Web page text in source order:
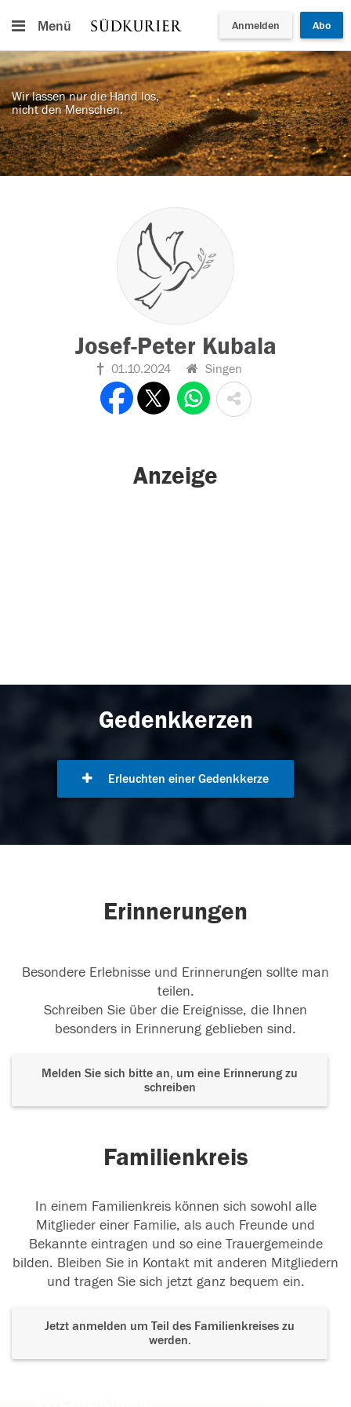
Menü Anmelden Abo
Wir lassen nur die Hand los,
nicht den Menschen.
Josef-Peter Kubala
01.10.2024 Singen
Anzeige
Gedenkkerzen
Erleuchten einer Gedenkkerze
Erinnerungen
Besondere Erlebnisse und Erinnerungen sollte man
teilen.
Schreiben Sie über die Ereignisse, die Ihnen
besonders in Erinnerung geblieben sind.
Melden Sie sich bitte an, um eine Erinnerung zu
schreiben
Familienkreis
In einem Familienkreis können sich sowohl alle
Mitglieder einer Familie, als auch Freunde und
Bekannte eintragen und so eine Trauergemeinde
bilden. Bleiben Sie in Kontakt mit anderen Mitgliedern
und tragen Sie sich jetzt ganz bequem ein.
Jetzt anmelden um Teil des Familienkreises zu
werden.